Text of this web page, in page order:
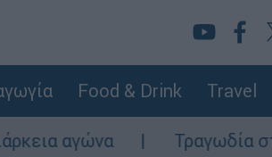
Food & Drink Travel
Τραγωδία στα Μάλια: